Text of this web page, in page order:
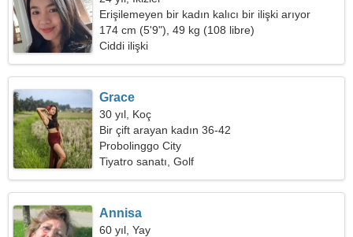
Erişilemeyen bir kadın kalıcı bir ilişki arıyor
174 cm (5'9"), 49 kg (108 libre)
Ciddi ilişki
Grace
30 yıl, Koç
Bir çift arayan kadın 36-42
Probolinggo City
Tiyatro sanatı, Golf
Annisa
60 yıl, Yay